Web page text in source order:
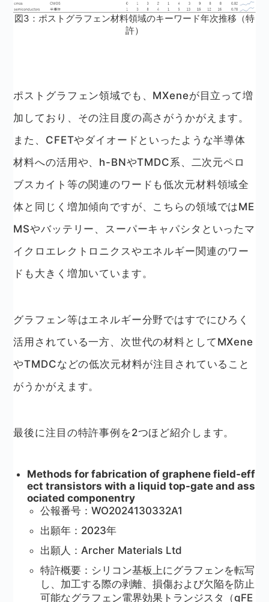
図3：ポストグラフェン材料領域のキーワード年次推移（特
許）
ポストグラフェン領域でも、MXeneが目立って増
加しており、その注目度の高さがうかがえます。
また、CFETやダイオードといったような半導体
材料への活用や、h-BNやTMDC系、二次元ペロ
ブスカイト等の関連のワードも低次元材料領域全
体と同じく増加傾向ですが、こちらの領域ではME
MSやバッテリー、スーパーキャパシタといったマ
イクロエレクトロニクスやエネルギー関連のワー
ドも大きく増加いています。
グラフェン等はエネルギー分野ではすでにひろく
活用されている一方、次世代の材料としてMXene
やTMDCなどの低次元材料が注目されていること
がうかがえます。
最後に注目の特許事例を2つほど紹介します。
Methods for fabrication of graphene field-eff
ect transistors with a liquid top-gate and ass
ociated componentry
公報番号：WO2024130332A1
出願年：2023年
出願人：Archer Materials Ltd
特許概要：シリコン基板上にグラフェンを転写
し、加工する際の剥離、損傷および欠陥を防止
可能なグラフェン電界効果トランジスタ（gFE